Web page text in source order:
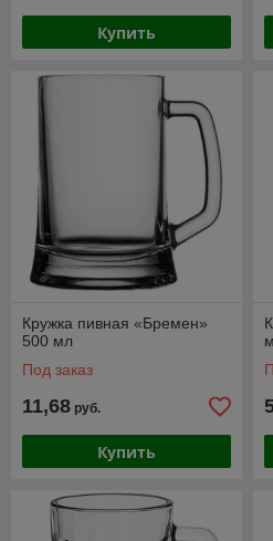
Купить
Кружка пивная «Бремен»
500 мл
Под заказ
11,68 руб.
Купить